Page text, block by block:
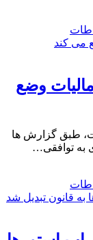
وضع
طبق گزارش ها
به توافقی…